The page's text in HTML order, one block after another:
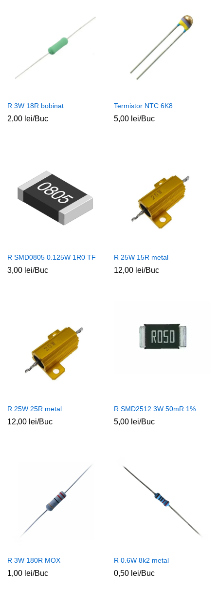
R 3W 18R bobinat
2,00 lei/Buc
Termistor NTC 6K8
5,00 lei/Buc
R SMD0805 0.125W 1R0 TF
3,00 lei/Buc
R 25W 15R metal
12,00 lei/Buc
R 25W 25R metal
12,00 lei/Buc
R SMD2512 3W 50mR 1%
5,00 lei/Buc
R 3W 180R MOX
1,00 lei/Buc
R 0.6W 8k2 metal
0,50 lei/Buc